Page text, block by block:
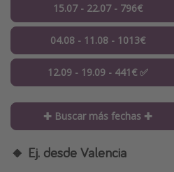
15.07 - 22.07 - 796€
04.08 - 11.08 - 1013€
12.09 - 19.09 - 441€ ✅
✚ Buscar más fechas ✚
🔸 Ej. desde Valencia